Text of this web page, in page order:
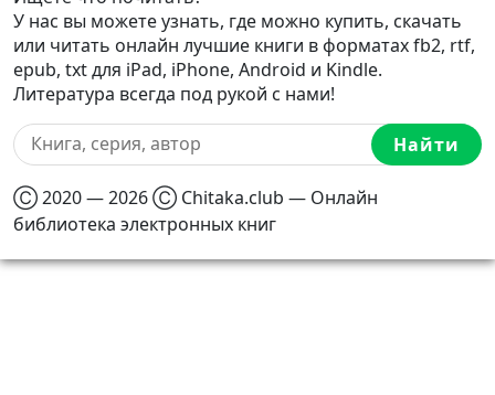
У нас вы можете узнать, где можно купить, скачать
или читать онлайн лучшие книги в форматах fb2, rtf,
epub, txt для iPad, iPhone, Android и Kindle.
Литература всегда под рукой с нами!
Найти
Ⓒ 2020 — 2026 Ⓒ Chitaka.club — Онлайн
библиотека электронных книг